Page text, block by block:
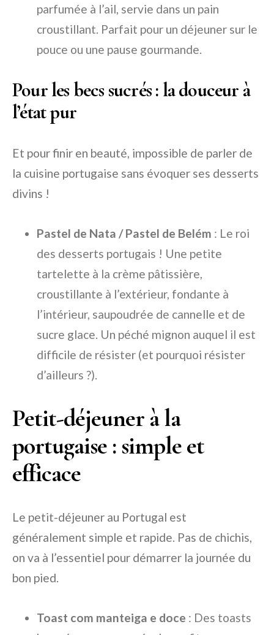
parfumée à l’ail, servie dans un pain
croustillant. Parfait pour un déjeuner sur le
pouce ou une pause gourmande.
Pour les becs sucrés : la douceur à
l’état pur
Et pour finir en beauté, impossible de parler de
la cuisine portugaise sans évoquer ses desserts
divins !
Pastel de Nata / Pastel de Belém : Le roi
des desserts portugais ! Une petite
tartelette à la crème pâtissière,
croustillante à l’extérieur, fondante à
l’intérieur, saupoudrée de cannelle et de
sucre glace. Un péché mignon auquel il est
difficile de résister (et pourquoi résister
d’ailleurs ?).
Petit-déjeuner à la
portugaise : simple et
efficace
Le petit-déjeuner au Portugal est
généralement simple et rapide. Pas de chichis,
on va à l’essentiel pour démarrer la journée du
bon pied.
Toast com manteiga e doce : Des toasts